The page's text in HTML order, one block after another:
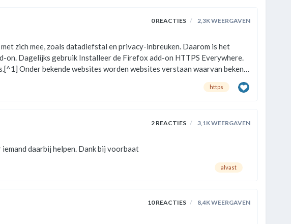
0REACTIES 2,3KWEERGAVEN
zich mee, zoals datadiefstal en privacy-inbreuken. Daarom is het
Onder bekende websites worden websites verstaan waarvan bekend
Probeer jezelf daarom aan te leren altijd https:// te schrijven …
https
2 REACTIES 3,1KWEERGAVEN
Hallo, Mijn anti virus is Avast en telkens ik mijn home banking wil openen krijg ik dit bericht. Kan er iemand daarbij helpen. Dank bij voorbaat
alvast
10REACTIES 8,4KWEERGAVEN